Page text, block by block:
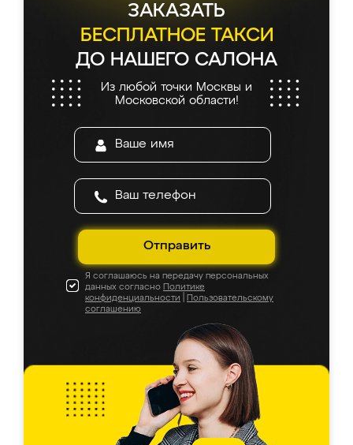
ЗАКАЗАТЬ
БЕСПЛАТНОЕ ТАКСИ
ДО НАШЕГО САЛОНА
Из любой точки Москвы и
Московской области!
Отправить
Я соглашаюсь на передачу персональных
данных согласно Политике
конфиденциальности
Пользовательскому
соглашению